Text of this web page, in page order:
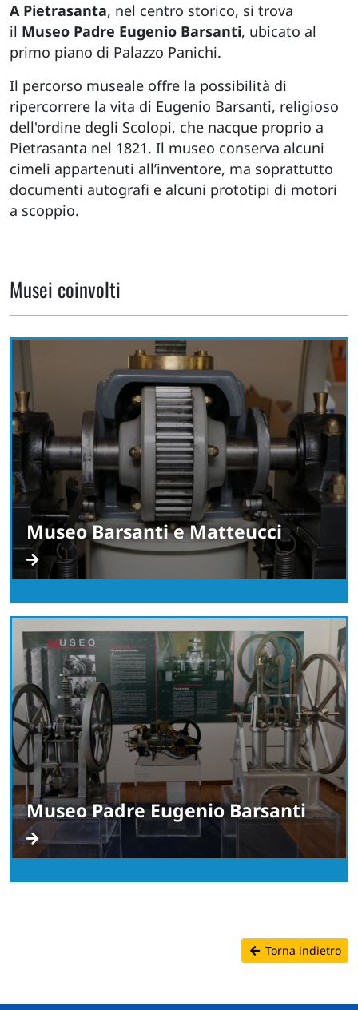
A Pietrasanta, nel centro storico, si trova
il Museo Padre Eugenio Barsanti, ubicato al
primo piano di Palazzo Panichi.
Il percorso museale offre la possibilità di
ripercorrere la vita di Eugenio Barsanti, religioso
dell'ordine degli Scolopi, che nacque proprio a
Pietrasanta nel 1821. Il museo conserva alcuni
cimeli appartenuti all’inventore, ma soprattutto
documenti autografi e alcuni prototipi di motori
a scoppio.
Musei coinvolti
Museo Barsanti e Matteucci
Museo Padre Eugenio Barsanti
Torna indietro